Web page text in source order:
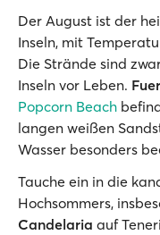
Der August ist der
Inseln, mit
Die Strände sind
Inseln vor Leben.
Popcorn Beach
langen weißen
Wasser besonders
Tauche ein in die
Hochsommers,
Candelaria auf